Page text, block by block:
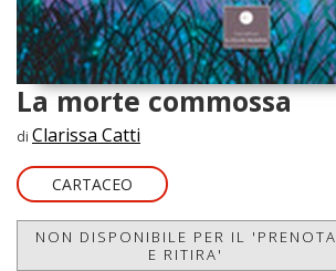
La morte commossa
di Clarissa Catti
CARTACEO
NON DISPONIBILE PER IL 'PRENOTA
E RITIRA'